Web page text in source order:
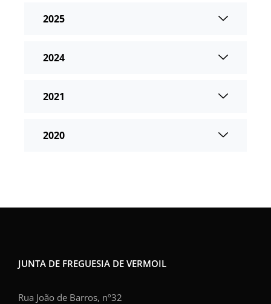
2025
2024
2021
2020
JUNTA DE FREGUESIA DE VERMOIL
Rua João de Barros, nº32